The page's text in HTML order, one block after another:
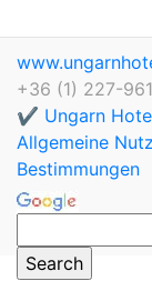
+36 (1) 227-
✔️ Ungarn
Allgemeine
Bestimmungen